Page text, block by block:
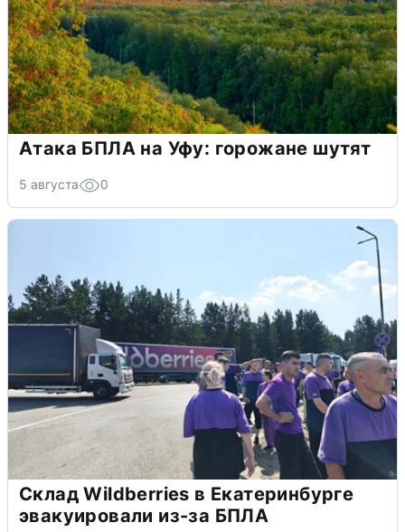
Атака БПЛА на Уфу: горожане шутят
5 августа 0
Склад Wildberries в Екатеринбурге
эвакуировали из-за БПЛА